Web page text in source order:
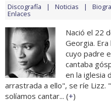
Discografía Noticias
Enlaces
Nació el 22
Georgia.
cuyo padre
cantaba
en la iglesia
arrastrada a ello", se ríe Lizz.
solíamos cantar... (+)